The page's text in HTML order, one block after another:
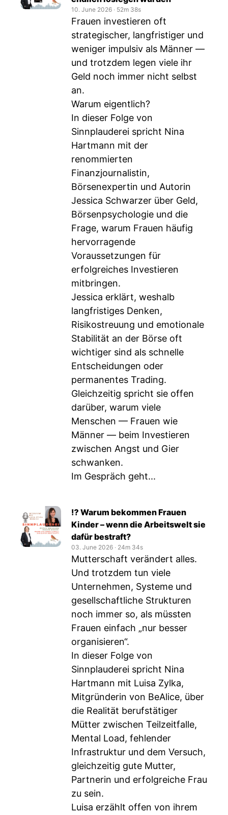
10. June 2026 ‧ 52m 38s
Frauen investieren oft
strategischer, langfristiger und
weniger impulsiv als Männer —
und trotzdem legen viele ihr
Geld noch immer nicht selbst
an.
Warum eigentlich?
In dieser Folge von
Sinnplauderei spricht Nina
Hartmann mit der
renommierten
Finanzjournalistin,
Börsenexpertin und Autorin
Jessica Schwarzer über Geld,
Börsenpsychologie und die
Frage, warum Frauen häufig
hervorragende
Voraussetzungen für
erfolgreiches Investieren
mitbringen.
Jessica erklärt, weshalb
langfristiges Denken,
Risikostreuung und emotionale
Stabilität an der Börse oft
wichtiger sind als schnelle
Entscheidungen oder
permanentes Trading.
Gleichzeitig spricht sie offen
darüber, warum viele
Menschen — Frauen wie
Männer — beim Investieren
zwischen Angst und Gier
schwanken.
Im Gespräch geht...
⁉️ Warum bekommen Frauen
Kinder – wenn die Arbeitswelt sie
dafür bestraft?
03. June 2026 ‧ 24m 34s
Mutterschaft verändert alles.
Und trotzdem tun viele
Unternehmen, Systeme und
gesellschaftliche Strukturen
noch immer so, als müssten
Frauen einfach „nur besser
organisieren“.
In dieser Folge von
Sinnplauderei spricht Nina
Hartmann mit Luisa Zylka,
Mitgründerin von BeAlice, über
die Realität berufstätiger
Mütter zwischen Teilzeitfalle,
Mental Load, fehlender
Infrastruktur und dem Versuch,
gleichzeitig gute Mutter,
Partnerin und erfolgreiche Frau
zu sein.
Luisa erzählt offen von ihrem